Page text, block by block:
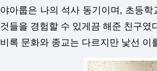
야아룹은 나의 석사 동기이며, 초등
것들을 경험할 수 있게끔 해준 친구였
비록 문화와 종교는 다르지만 낯선